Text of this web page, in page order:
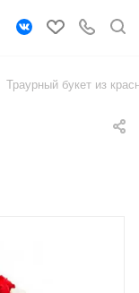
Траурный букет из